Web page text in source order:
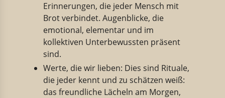
Erinnerungen, die jeder Mensch mit
Brot verbindet. Augenblicke, die
emotional, elementar und im
kollektiven Unterbewussten präsent
sind.
Werte, die wir lieben: Dies sind Rituale,
die jeder kennt und zu schätzen weiß:
das freundliche Lächeln am Morgen,